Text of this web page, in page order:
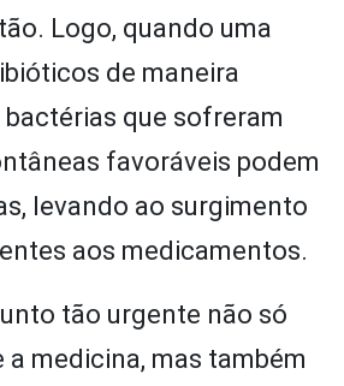
Logo, quando uma
de maneira
que sofreram
favoráveis podem
levando ao surgimento
aos medicamentos.
tão urgente não só
a medicina, mas também